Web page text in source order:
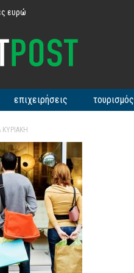
ευρώ
επιχειρήσεις τουρισμός